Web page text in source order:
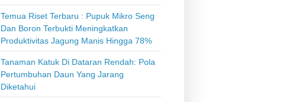
Temua Riset Terbaru : Pupuk Mikro Seng
Dan Boron Terbukti Meningkatkan
Produktivitas Jagung Manis Hingga 78%
Tanaman Katuk Di Dataran Rendah: Pola
Pertumbuhan Daun Yang Jarang
Diketahui